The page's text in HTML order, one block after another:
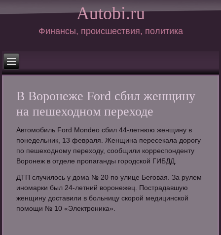
Autobi.ru
Финансы, происшествия, политика
В Воронеже Ford сбил женщину
на пешеходном переходе
Автомобиль Ford Mondeo сбил 44-летнюю женщину в
понедельник, 13 февраля. Женщина пересекала дорогу
по пешеходному переходу, сообщили корреспонденту
Воронеж в отделе пропаганды городской ГИБДД.
ДТП случилось у дома № 20 по улице Беговая. За рулем
иномарки был 24-летний воронежец. Пострадавшую
женщину доставили в больницу скорой медицинской
помощи № 10 «Электроника».